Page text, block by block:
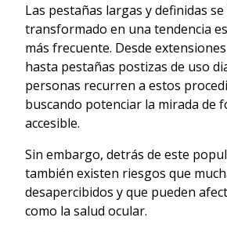
Las pestañas largas y definidas
transformado en una tendencia
más frecuente. Desde
hasta pestañas postizas de uso
personas recurren a estos
buscando potenciar la mirada de
accesible.
Sin embargo, detrás de este
también existen riesgos que
desapercibidos y que pueden
como la salud ocular.